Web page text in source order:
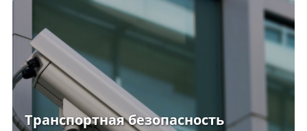
Транспортная безопасность